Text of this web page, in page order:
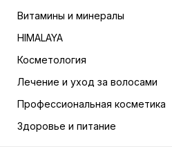
Витамины и минералы
HIMALAYA
Косметология
Лечение и уход за волосами
Профессиональная косметика
Здоровье и питание